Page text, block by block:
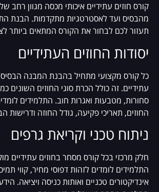
קורס חוזים עתידיים איכותי מכסה מגוון רחב
מהבסיס ועד לאסטרטגיות מתקדמות. הבנת
תעזור לכם לבחור את הקורס המתאים ביותר
יסודות החוזים העתידיים
כל קורס מקצועי מתחיל בהבנת המבנה
עתידיים. זה כולל הכרת סוגי החוזים השונים
סחורות, מטבעות ואגרות חוב. התלמידים
החוזים, תאריכי פקיעה, גודל החוזה ודרישות
ניתוח טכני וקריאת גרפים
חלק מרכזי בכל קורס מסחר בחוזים עתידיים
התלמידים לומדים לזהות דפוסי מחיר, קווי
אינדיקטורים טכניים ואותות כניסה ויציאה.